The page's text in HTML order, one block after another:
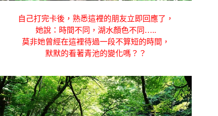
自己打完卡後，熟悉這裡的朋友立即回應了，
她說：時間不同，湖水顏色不同…..
莫非她曾經在這裡待過一段不算短的時間，
默默的看著青池的變化嗎？？